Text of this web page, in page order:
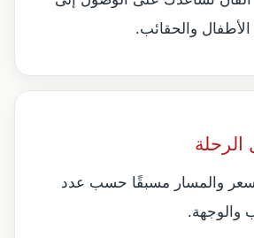
والحقائب.
والمسار مسبقًا حسب عدد
والوجهة.